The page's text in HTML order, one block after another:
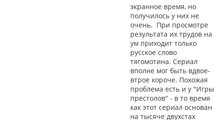
экранное время, но
получилось у них не
очень. При просмотре
результата их трудов на
ум приходит только
русское слово
тягомотина. Сериал
вполне мог быть вдвое-
втрое короче. Похожая
проблема есть и у "Игры
престолов" - в то время
как этот сериал основан
на тысяче двухстах